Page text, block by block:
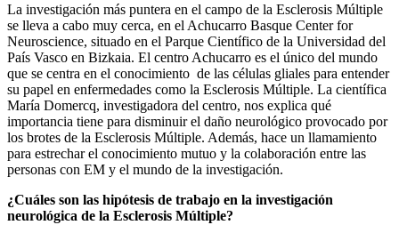
La investigación más puntera en el campo de la Esclerosis Múltiple
se lleva a cabo muy cerca, en el Achucarro Basque Center for
Neuroscience, situado en el Parque Científico de la Universidad del
País Vasco en Bizkaia. El centro Achucarro es el único del mundo
que se centra en el conocimiento de las células gliales para entender
su papel en enfermedades como la Esclerosis Múltiple. La científica
María Domercq, investigadora del centro, nos explica qué
importancia tiene para disminuir el daño neurológico provocado por
los brotes de la Esclerosis Múltiple. Además, hace un llamamiento
para estrechar el conocimiento mutuo y la colaboración entre las
personas con EM y el mundo de la investigación.
¿Cuáles son las hipótesis de trabajo en la investigación
neurológica de la Esclerosis Múltiple?